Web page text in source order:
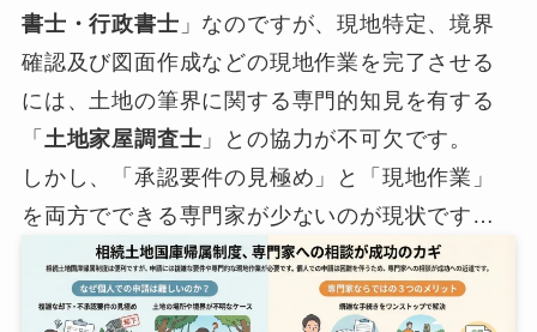
書士・行政書士 」なのですが、現地特定、境界
確認及び図面作成などの現地作業を完了させる
には、土地の筆界に関する専門的知見を有する
「 土地家屋調査士 」との協力が不可欠です。
しかし、「承認要件の見極め」と「現地作業」
を両方でできる専門家が少ないのが現状です…